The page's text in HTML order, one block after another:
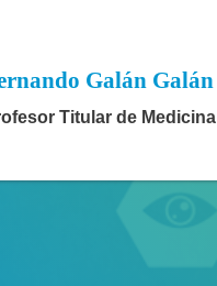
Galán Galán
Titular de Medicina